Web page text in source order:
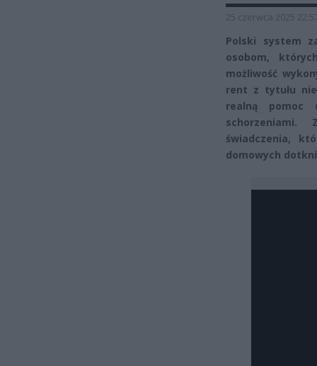
25 czerwca 2025
Polski system
osobom,
możliwość
rent z tytułu
realną pomoc
schorzeniami.
świadczenia,
domowych